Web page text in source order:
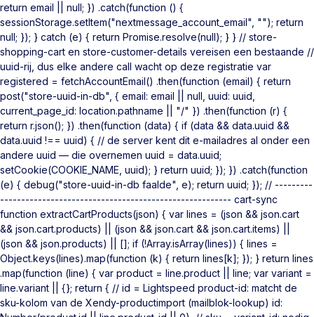
return email || null; }) .catch(function () {
sessionStorage.setItem("nextmessage_account_email", ""); return
null; }); } catch (e) { return Promise.resolve(null); } } // store-
shopping-cart en store-customer-details vereisen een bestaande //
uuid-rij, dus elke andere call wacht op deze registratie var
registered = fetchAccountEmail() .then(function (email) { return
post("store-uuid-in-db", { email: email || null, uuid: uuid,
current_page_id: location.pathname || "/" }) .then(function (r) {
return r.json(); }) .then(function (data) { if (data && data.uuid &&
data.uuid !== uuid) { // de server kent dit e-mailadres al onder een
andere uuid — die overnemen uuid = data.uuid;
setCookie(COOKIE_NAME, uuid); } return uuid; }); }) .catch(function
(e) { debug("store-uuid-in-db faalde", e); return uuid; }); // ---------
------------------------------------------------------- cart-sync
function extractCartProducts(json) { var lines = (json && json.cart
&& json.cart.products) || (json && json.cart && json.cart.items) ||
(json && json.products) || []; if (!Array.isArray(lines)) { lines =
Object.keys(lines).map(function (k) { return lines[k]; }); } return lines
.map(function (line) { var product = line.product || line; var variant =
line.variant || {}; return { // id = Lightspeed product-id: matcht de
sku-kolom van de Xendy-productimport (mailblok-lookup) id: